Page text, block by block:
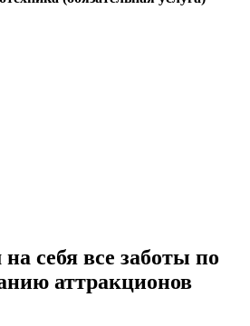
себя все заботы по
аттракционов